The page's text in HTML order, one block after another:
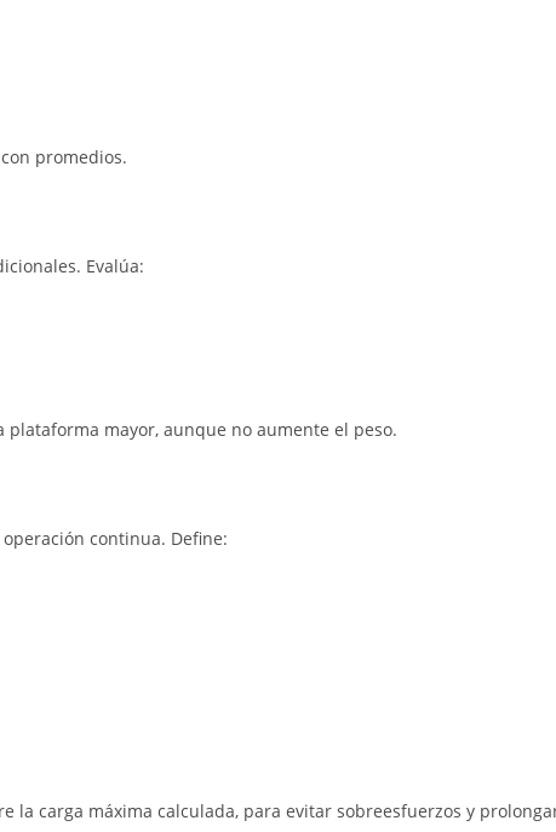
promedios.
Evalúa:
mayor, aunque no aumente el peso.
continua. Define:
la carga máxima calculada, para evitar sobreesfuerzos y